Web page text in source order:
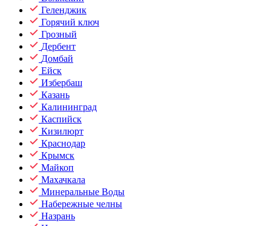
Геленджик
Горячий ключ
Грозный
Дербент
Домбай
Ейск
Избербаш
Казань
Калининград
Каспийск
Кизилюрт
Краснодар
Крымск
Майкоп
Махачкала
Минеральные Воды
Набережные челны
Назрань